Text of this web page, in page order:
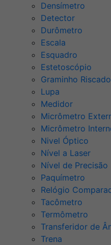
Densímetro
Detector
Durômetro
Escala
Esquadro
Estetoscópio
Graminho
Lupa
Medidor
Micrômetro
Micrômetro
Nivel Óptico
Nível a Laser
Nível de Precisão
Paquímetro
Relógio
Tacômetro
Termômetro
Transferidor de
Trena